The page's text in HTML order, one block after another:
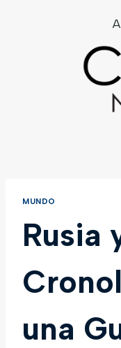
MUNDO
Rusia
una